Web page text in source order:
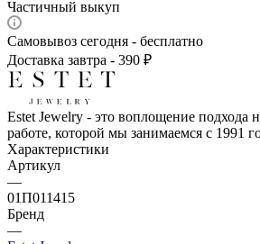
Частичный выкуп
Самовывоз сегодня - бесплатно
Доставка завтра - 390 ₽
Estet Jewelry - это воплощение подхода
работе, которой мы занимаемся с 1991
Характеристики
Артикул
—
01П011415
Бренд
—